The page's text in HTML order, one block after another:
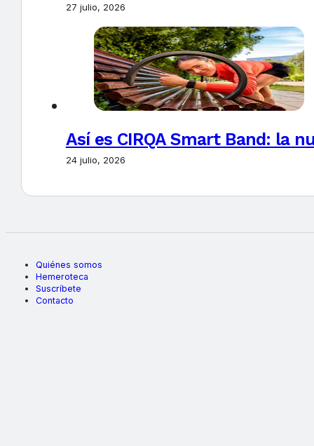
27 julio, 2026
Así es CIRQA Smart Band: la
24 julio, 2026
Quiénes somos
Hemeroteca
Suscríbete
Contacto